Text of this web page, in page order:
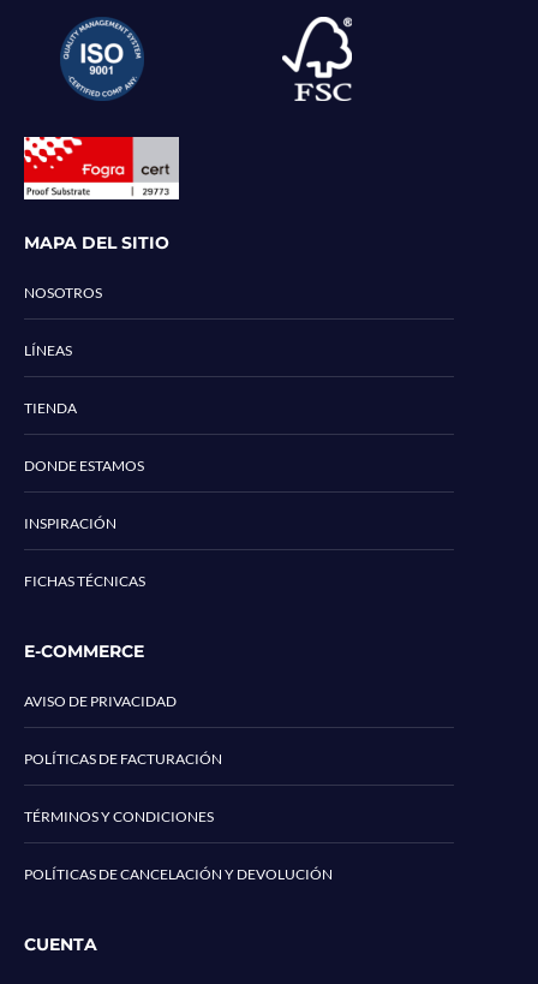
MAPA DEL SITIO
NOSOTROS
LÍNEAS
TIENDA
DONDE ESTAMOS
INSPIRACIÓN
FICHAS TÉCNICAS
E-COMMERCE
AVISO DE PRIVACIDAD
POLÍTICAS DE FACTURACIÓN
TÉRMINOS Y CONDICIONES
POLÍTICAS DE CANCELACIÓN Y DEVOLUCIÓN
CUENTA